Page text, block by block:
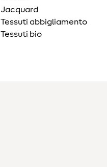
Jacquard
Tessuti abbigliamento
Tessuti bio